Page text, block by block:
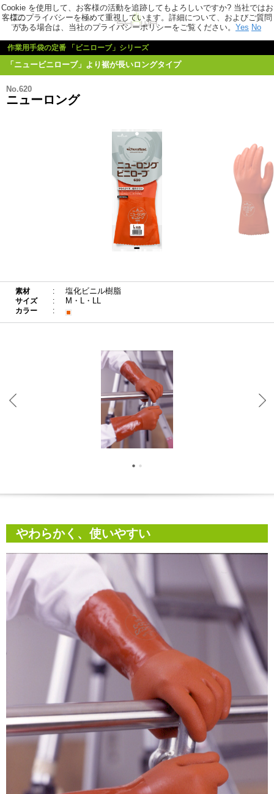
作業用手袋の定番 「ビニローブ」シリーズ
「ニュービニローブ」より裾が長いロングタイプ
No.620
ニューロング
素材 塩化ビニル樹脂
サイズ M・L・LL
カラー
やわらかく、使いやすい
Cookie を使用して、お客様の活動を追跡してもよろしいですか? 当社ではお
客様のプライバシーを極めて重視しています。詳細について、およびご質問
がある場合は、当社のプライバシーポリシーをご覧ください。 Yes No